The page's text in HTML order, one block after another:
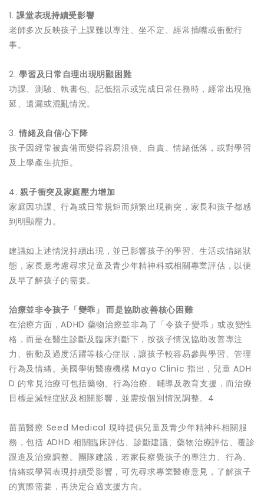
1.課堂表現持續受影響
老師多次反映孩子上課難以專注、坐不定、經常插嘴或衝動行
事。
2.學習及日常自理出現明顯困難
功課、測驗、執書包、記低指示或完成日常任務時，經常出現拖
延、遺漏或混亂情況。
3.情緒及自信心下降
孩子因經常被責備而變得容易沮喪、自責、情緒低落，或對學習
及上學產生抗拒。
4.親子衝突及家庭壓力增加
家庭因功課、行為或日常規矩而頻繁出現衝突，家長和孩子都感
到明顯壓力。
建議如上述情況持續出現，並已影響孩子的學習、生活或情緒狀
態，家長應考慮尋求兒童及青少年精神科或相關專業評估，以便
及早了解孩子的需要。
治療並非令孩子「變乖」 而是協助改善核心困難
在治療方面，ADHD 藥物治療並非為了「令孩子變乖」或改變性
格，而是在醫生診斷及臨床判斷下，按孩子情況協助改善專注
力、衝動及過度活躍等核心症狀，讓孩子較容易參與學習、管理
行為及情緒。美國學術醫療機構 Mayo Clinic 指出，兒童 ADH
D 的常見治療可包括藥物、行為治療、輔導及教育支援，而治療
目標是減輕症狀及相關影響，並需按個別情況調整。4
苗苗醫療 Seed Medical 現時提供兒童及青少年精神科相關服
務，包括 ADHD 相關臨床評估、診斷建議、藥物治療評估、覆診
跟進及治療調整。團隊建議，若家長察覺孩子的專注力、行為、
情緒或學習表現持續受影響，可先尋求專業醫療意見，了解孩子
的實際需要，再決定合適支援方向。